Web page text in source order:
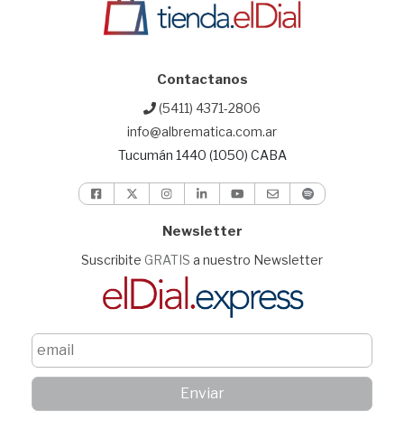
Contactanos
(5411) 4371-2806
info@albrematica.com.ar
Tucumán 1440 (1050) CABA
Newsletter
Suscribite GRATIS a nuestro Newsletter